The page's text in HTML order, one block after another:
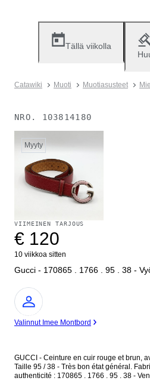
Tällä viikolla
Catawiki Muoti Muotiasusteet
NRO. 103814180
Myyty
VIIMEINEN TARJOUS
€ 120
10 viikkoa sitten
Gucci - 170865 . 1766 . 95 . 38 -
asiantuntija
Valinnut Imee Montbord
GUCCI - Ceinture en cuir rouge et brun,
Taille 95 / 38 - Très bon état général. Fabriquée en Italie - Code produit,
authenticité : 170865 . 1766 . 95 . 38 -